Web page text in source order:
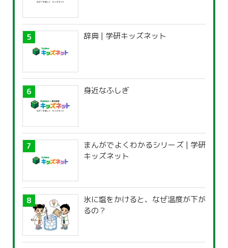
辞典 | 学研キッズネット
身近なふしぎ
まんがでよくわかるシリーズ | 学研
キッズネット
氷に塩をかけると、なぜ温度が下が
るの？